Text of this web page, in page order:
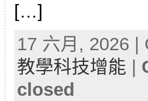
[…]
17 六月, 2026
教學科技增能
closed